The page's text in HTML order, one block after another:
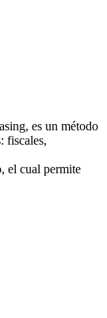
es un método
fiscales,
el cual permite